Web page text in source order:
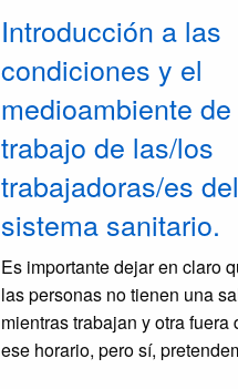
Introducción a las
condiciones y el
medioambiente de
trabajo de las/los
trabajadoras/es del
sistema sanitario.
Es importante dejar en claro
las personas no tienen una
mientras trabajan y otra fuera
ese horario, pero sí,